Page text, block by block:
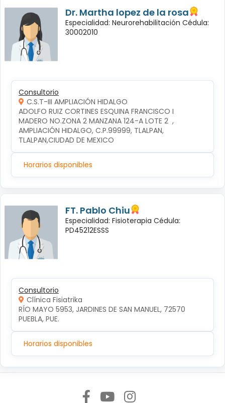
Dr. Martha lopez de la rosa
Especialidad: Neurorehabilitación Cédula:
30002010
Consultorio
C.S.T-III AMPLIACIÓN HIDALGO
ADOLFO RUIZ CORTINES ESQUINA FRANCISCO I
MADERO NO.ZONA 2 MANZANA 124-A LOTE 2  ,
AMPLIACIÓN HIDALGO, C.P.99999, TLALPAN,
TLALPAN,CIUDAD DE MEXICO
Horarios disponibles
FT. Pablo Chiu
Especialidad: Fisioterapia Cédula:
PD45212ESSS
Consultorio
Clínica Fisiatrika
RÍO MAYO 5953, JARDINES DE SAN MANUEL, 72570
PUEBLA, PUE.
Horarios disponibles